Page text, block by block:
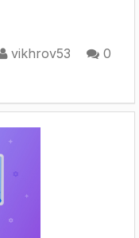
vikhrov53 0